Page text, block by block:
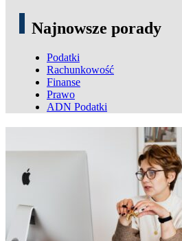
Najnowsze porady
Podatki
Rachunkowość
Finanse
Prawo
ADN Podatki